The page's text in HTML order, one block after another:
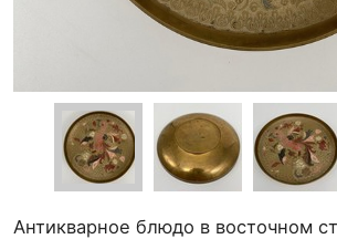
Антикварное блюдо в восточном